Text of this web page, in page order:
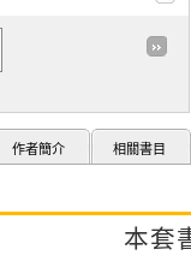
作者簡介 相關書目
本套書